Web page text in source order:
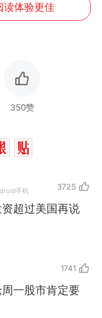
读体验更佳
350赞
手机 3725
超过美国再说
1741
一股市肯定要